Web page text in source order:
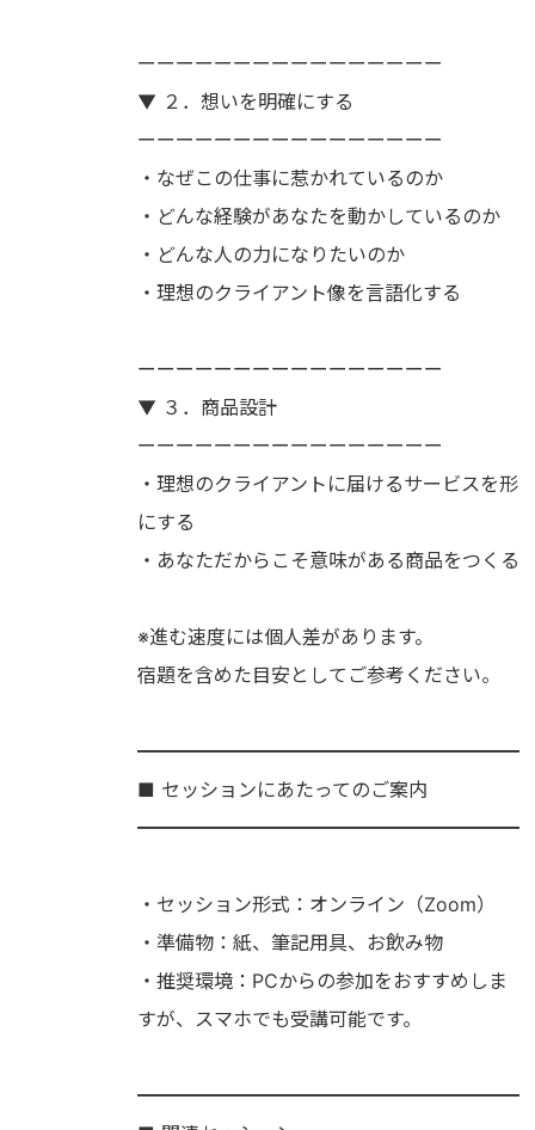
ーーーーーーーーーーーーーーーー
▼ ２．想いを明確にする
ーーーーーーーーーーーーーーーー
・なぜこの仕事に惹かれているのか
・どんな経験があなたを動かしているのか
・どんな人の力になりたいのか
・理想のクライアント像を言語化する
ーーーーーーーーーーーーーーーー
▼ ３．商品設計
ーーーーーーーーーーーーーーーー
・理想のクライアントに届けるサービスを形
にする
・あなただからこそ意味がある商品をつくる
※進む速度には個人差があります。
宿題を含めた目安としてご参考ください。
━━━━━━━━━━━━━━━━━━━━
■ セッションにあたってのご案内
━━━━━━━━━━━━━━━━━━━━
・セッション形式：オンライン（Zoom）
・準備物：紙、筆記用具、お飲み物
・推奨環境：PCからの参加をおすすめしま
すが、スマホでも受講可能です。
━━━━━━━━━━━━━━━━━━━━